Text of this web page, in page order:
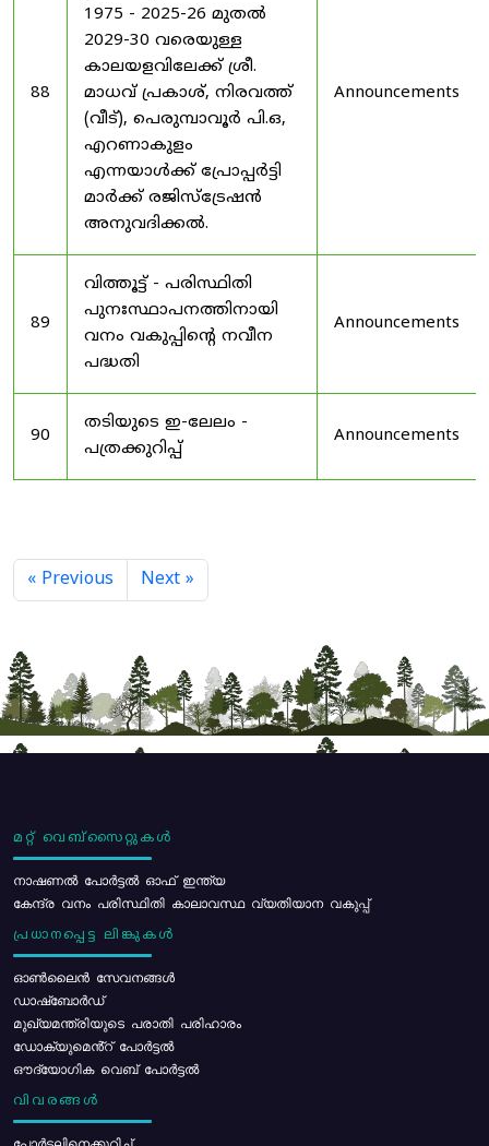
88
1975 - 2025-26 മുതൽ
2029-30 വരെയുള്ള
കാലയളവിലേക്ക് ശ്രീ.
മാധവ് പ്രകാശ്, നിരവത്ത്
(വീട്), പെരുമ്പാവൂർ പി.ഒ,
എറണാകുളം
എന്നയാൾക്ക് പ്രോപ്പർട്ടി
മാർക്ക് രജിസ്ട്രേഷൻ
അനുവദിക്കൽ.
Announcements
89
വിത്തൂട്ട് - പരിസ്ഥിതി
പുനഃസ്ഥാപനത്തിനായി
വനം വകുപ്പിന്റെ നവീന
പദ്ധതി
Announcements
90
തടിയുടെ ഇ-ലേലം -
പത്രക്കുറിപ്പ്
Announcements
« Previous Next »
മറ്റ് വെബ്സൈറ്റുകൾ
നാഷണൽ പോർട്ടൽ ഓഫ് ഇന്ത്യ
കേന്ദ്ര വനം പരിസ്ഥിതി കാലാവസ്ഥ വ്യതിയാന വകുപ്പ്
പ്രധാനപ്പെട്ട ലിങ്കുകൾ
ഓൺലൈൻ സേവനങ്ങൾ
ഡാഷ്ബോർഡ്
മുഖ്യമന്ത്രിയുടെ പരാതി പരിഹാരം
ഡോക്യുമെൻ്റ് പോർട്ടൽ
ഔദ്യോഗിക വെബ് പോർട്ടൽ
വിവരങ്ങൾ
പോര്‍ട്ടലിനെക്കുറിച്ച്